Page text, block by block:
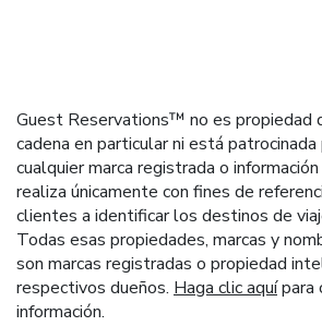
Guest Reservations™ no es propiedad
cadena en particular ni está
cualquier marca registrada o
realiza únicamente con fines de
clientes a identificar los destinos de
Todas esas propiedades, marcas y
son marcas registradas o propiedad
respectivos dueños. Haga clic aquípara
información.